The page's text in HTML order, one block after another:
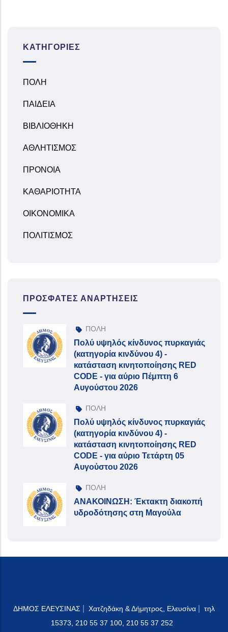
ΚΑΤΗΓΟΡΊΕΣ
ΠΟΛΗ
ΠΑΙΔΕΙΑ
ΒΙΒΛΙΟΘΗΚΗ
ΑΘΛΗΤΙΣΜΟΣ
ΠΡΟΝΟΙΑ
ΚΑΘΑΡΙΟΤΗΤΑ
ΟΙΚΟΝΟΜΙΚΑ
ΠΟΛΙΤΙΣΜΟΣ
ΠΡΌΣΦΑΤΕΣ ΑΝΑΡΤΉΣΕΙΣ
ΠΟΛΗ
Πολύ υψηλός κίνδυνος πυρκαγιάς
(κατηγορία κινδύνου 4) -
κατάσταση κινητοποίησης RED
CODE - για αύριο Πέμπτη 6
Αυγούστου 2026
ΠΟΛΗ
Πολύ υψηλός κίνδυνος πυρκαγιάς
(κατηγορία κινδύνου 4) -
κατάσταση κινητοποίησης RED
CODE - για αύριο Τετάρτη 05
Αυγούστου 2026
ΠΟΛΗ
ΑΝΑΚΟΙΝΩΣΗ: Έκτακτη διακοπή
υδροδότησης στη Μαγούλα
ΔΗΜΟΣ ΕΛΕΥΣΙΝΑΣ Χατζηδάκη & Δήμητρος, Ελευσίνα
τηλ
15373, 210 55 37 100, 210 55 37 252